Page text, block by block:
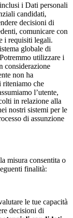
i Dati personali
candidati,
decisioni di
comunicare con
i requisiti legali.
globale di
utilizzare i
considerazione
non ha
riteniamo che
l’utente,
in relazione alla
nostri sistemi per le
di assunzione
misura consentita o
finalità:
le tue capacità
decisioni di